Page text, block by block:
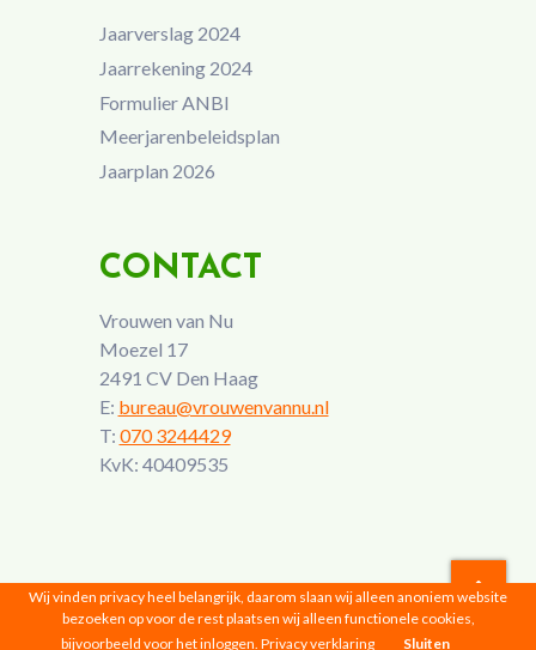
Jaarverslag 2024
Jaarrekening 2024
Formulier ANBI
Meerjarenbeleidsplan
Jaarplan 2026
CONTACT
Vrouwen van Nu
Moezel 17
2491 CV Den Haag
E: bureau@vrouwenvannu.nl
T: 070 3244429
KvK: 40409535
Vrouwen van Nu © 2026 |Privacyverklaring
Wij vinden privacy heel belangrijk, daarom slaan wij alleen anoniem website
bezoeken op voor de rest plaatsen wij alleen functionele cookies,
bijvoorbeeld voor het inloggen. Privacy verklaring Sluiten